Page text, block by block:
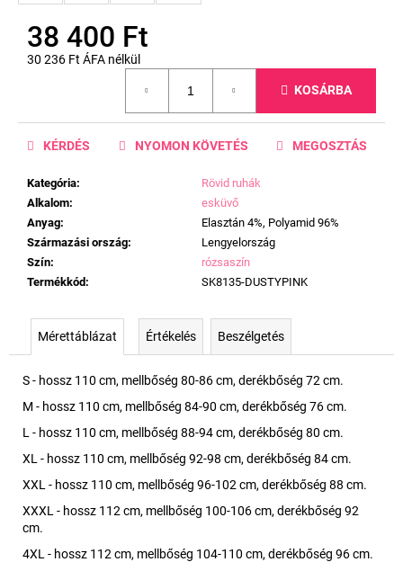
38 400 Ft
30 236 Ft ÁFA nélkül
KOSÁRBA
Kategória:
Rövid ruhák
Alkalom:
esküvő
Anyag:
Elasztán 4%, Polyamid 96%
Származási ország:
Lengyelország
Szín:
rózsaszín
Termékkód: SK8135-DUSTYPINK
KÉRDÉS NYOMON KÖVETÉS MEGOSZTÁS
Mérettáblázat Értékelés Beszélgetés
S - hossz 110 cm, mellbőség 80-86 cm, derékbőség 72 cm.
M - hossz 110 cm, mellbőség 84-90 cm, derékbőség 76 cm.
L - hossz 110 cm, mellbőség 88-94 cm, derékbőség 80 cm.
XL - hossz 110 cm, mellbőség 92-98 cm, derékbőség 84 cm.
XXL - hossz 110 cm, mellbőség 96-102 cm, derékbőség 88 cm.
XXXL - hossz 112 cm, mellbőség 100-106 cm, derékbőség 92
cm.
4XL - hossz 112 cm, mellbőség 104-110 cm, derékbőség 96 cm.